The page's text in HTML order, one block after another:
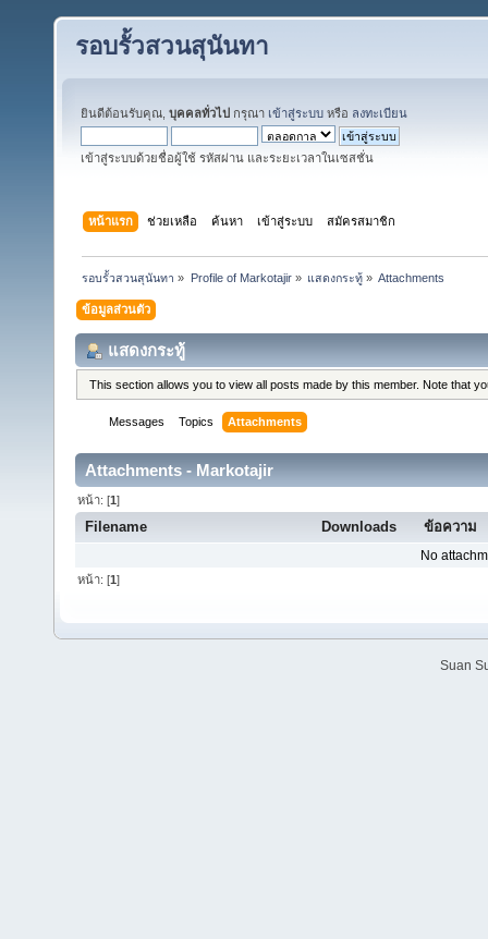
รอบรั้วสวนสุนันทา
ยินดีต้อนรับคุณ, บุคคลทั่วไป กรุณา เข้าสู่ระบบ หรือ ลงทะเบียน
เข้าสู่ระบบด้วยชื่อผู้ใช้ รหัสผ่าน และระยะเวลาในเซสชั่น
หน้าแรก ช่วยเหลือ ค้นหา เข้าสู่ระบบ สมัครสมาชิก
รอบรั้วสวนสุนันทา » Profile of Markotajir» แสดงกระทู้» Attachments
ข้อมูลส่วนตัว
แสดงกระทู้
This section allows you to view all posts made by this member. Note that
Messages Topics Attachments
Attachments - Markotajir
หน้า: [1]
Filename Downloads ข้อความ
No
หน้า: [1]
Suan